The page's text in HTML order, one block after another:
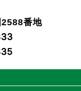
番地